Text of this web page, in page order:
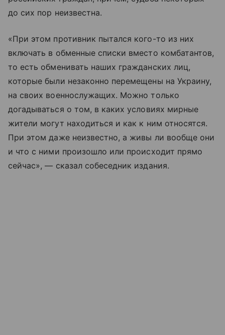
до сих пор неизвестна.
«При этом противник пытался кого-то из них
включать в обменные списки вместо комбатантов,
то есть обменивать наших гражданских лиц,
которые были незаконно перемещены на Украину,
на своих военнослужащих. Можно только
догадываться о том, в каких условиях мирные
жители могут находиться и как к ним относятся.
При этом даже неизвестно, а живы ли вообще они
и что с ними произошло или происходит прямо
сейчас», — сказал собеседник издания.